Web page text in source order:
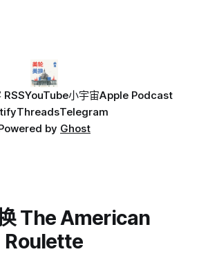
RSSYouTube小宇宙Apple Podcast
ThreadsTelegram
by Ghost
The American
Roulette